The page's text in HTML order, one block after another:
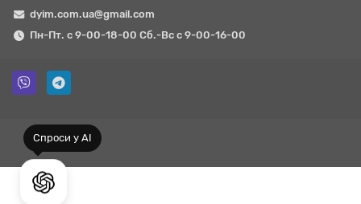
Спроси у AI
dyim.com.ua@gmail.com
Пн-Пт. с 9-00-18-00 Сб.-Вс с 9-00-16-00